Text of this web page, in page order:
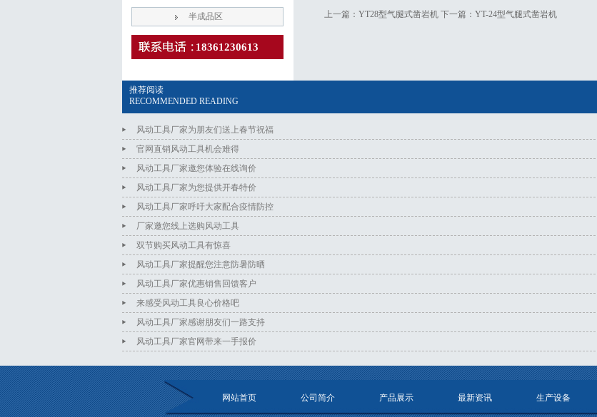
上一篇： YT28型气腿式凿岩机下一篇： YT-24型气腿式凿岩机
半成品区
18361230613
推荐阅读
RECOMMENDED READING
风动工具厂家为朋友们送上春节祝福
官网直销风动工具机会难得
风动工具厂家邀您体验在线询价
风动工具厂家为您提供开春特价
风动工具厂家呼吁大家配合疫情防控
厂家邀您线上选购风动工具
双节购买风动工具有惊喜
风动工具厂家提醒您注意防暑防晒
风动工具厂家优惠销售回馈客户
来感受风动工具良心价格吧
风动工具厂家感谢朋友们一路支持
风动工具厂家官网带来一手报价
网站首页 公司简介 产品展示 最新资讯 生产设备